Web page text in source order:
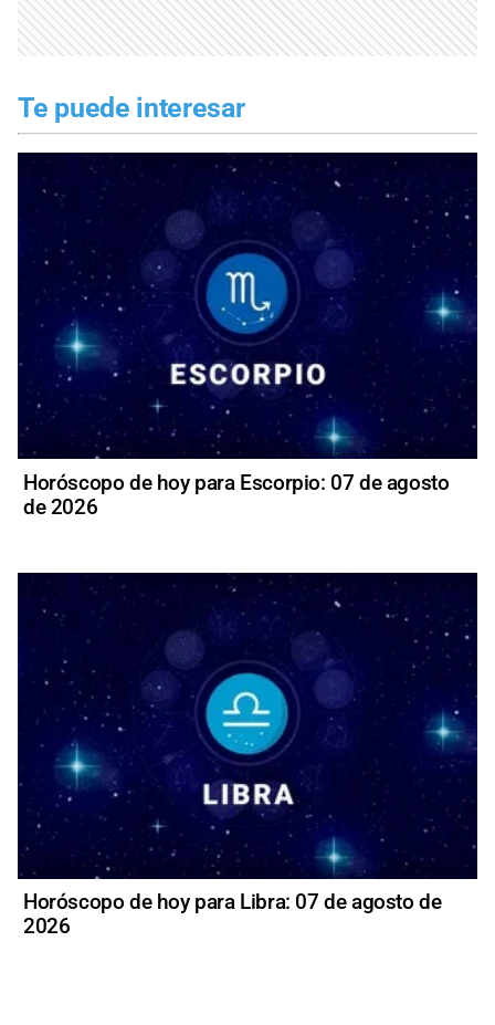
Te puede interesar
Horóscopo de hoy para Escorpio: 07 de agosto
de 2026
Horóscopo de hoy para Libra: 07 de agosto de
2026